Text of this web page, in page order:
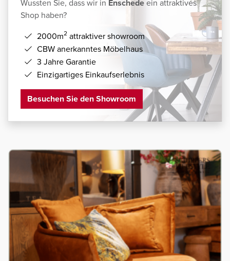
Wussten Sie, dass wir in Enschedeein attraktives
Shop haben?
2000m2 attraktiver showroom
CBW anerkanntes Möbelhaus
3 Jahre Garantie
Einzigartiges Einkaufserlebnis
Besuchen Sie den Showroom